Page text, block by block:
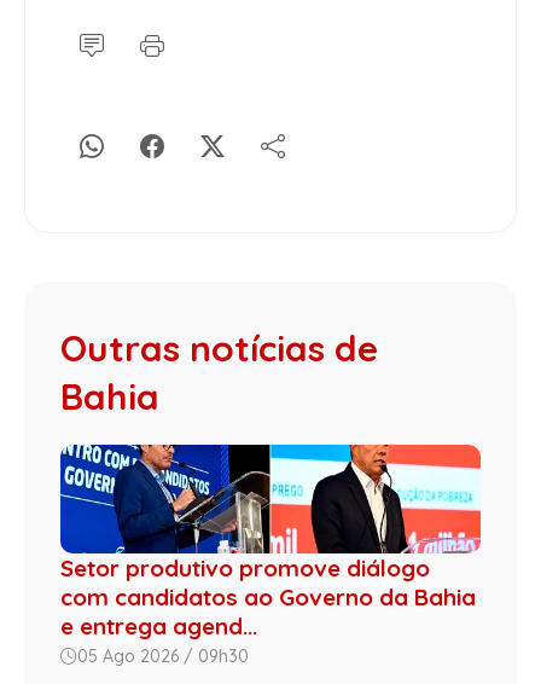
Outras notícias de
Bahia
Setor produtivo promove diálogo
com candidatos ao Governo da Bahia
e entrega agend...
05 Ago 2026 / 09h30